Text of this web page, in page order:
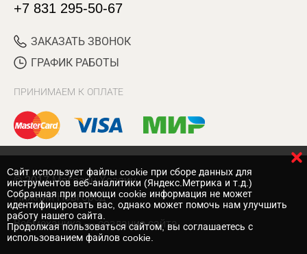
+7 831 295-50-67
ЗАКАЗАТЬ ЗВОНОК
ГРАФИК РАБОТЫ
ПРИНИМАЕМ К ОПЛАТЕ
© 2017 Магазин Хозяин
Нижний Новгород
Вебмеханика — создание сайта
Cайт использует файлы cookie при сборе данных для
инструментов веб-аналитики (Яндекс.Метрика и т.д.)
Собранная при помощи cookie информация не может
идентифицировать вас, однако может помочь нам улучшить
работу нашего сайта.
Продолжая пользоваться сайтом, вы соглашаетесь с
использованием файлов cookie.